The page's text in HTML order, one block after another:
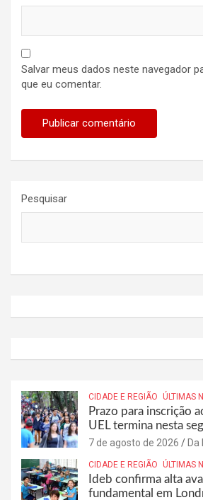
Salvar meus dados neste navegador
que eu comentar.
Pesquisar
CIDADE E REGIÃO ÚLTIMAS
Prazo para inscrição
UEL termina nesta
7 de agosto de 2026 Da
CIDADE E REGIÃO ÚLTIMAS
Ideb confirma alta
fundamental em